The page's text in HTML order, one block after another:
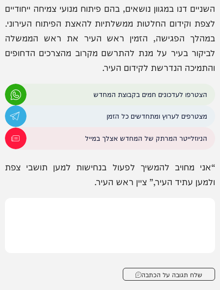
השניים דנו במגוון נושאים, בהם פיתוח מנועי צמיחה ייחודיים
לצפת וקידום החלטות ממשלתיות להאצת הפיתוח העירוני.
במהלך הפגישה, הזמין ראש העיר את ראש הממשלה
לביקור בעיר על מנת להתרשם מקרוב מהצרכים הדחופים
והתמיכה הנדרשת לקידום העיר.
הצטרפו לעדכונים חמים בקבוצת המחדש
מצטרפים לערוץ ומתחדשים כל הזמן
הניוזלייטר המרתק של המחדש אצלך במייל
“אני מחויב להמשיך לפעול בנחישות למען תושבי צפת
ולמען עתיד העיר,” ציין ראש העיר.
שלח תגובה על הכתבה